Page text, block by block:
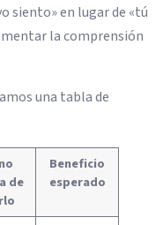
siento» en lugar de «tú
la comprensión
una tabla de
de
Beneficio
esperado